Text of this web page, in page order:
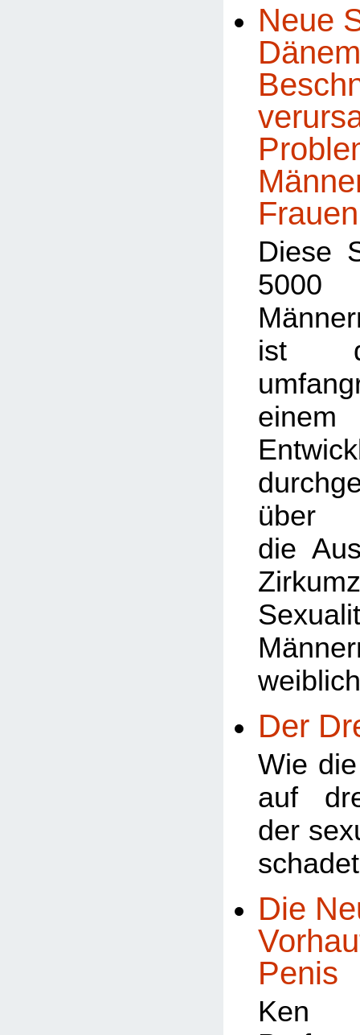
Neue
Frauen
Diese
5000
ist
über
die
Der
Wie
auf
der
Die
Penis
Ken